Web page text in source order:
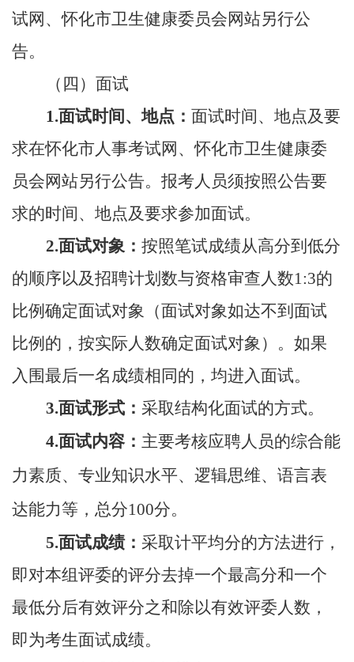
试网、怀化市卫生健康委员会网站另行公
告。
（四）面试
1.面试时间、地点： 面试时间、 地点及要
求在怀化市人事考试网、怀化市卫生健康委
员会网站另行公告。 报考人员须按照公告要
求的时间、地点及要求参加面试。
2.面试对象： 按照笔试成绩从高分到低分
的顺序以及招聘计划数与资格审查人数1:3的
比例确定面试对象（面试对象如达不到面试
比例的，按实际人数确定面试对象）。如果
入围最后一名成绩相同的，均进入面试。
3.面试形式： 采取结构化面试的方式。
4.面试内容： 主要考核应聘人员的综合能
力素质、专业知识水平、逻辑思维、语言表
达能力等，总分100分。
5.面试成绩： 采取计平均分的方法进行，
即对本组评委的评分去掉一个最高分和一个
最低分后有效评分之和除以有效评委人数，
即为考生面试成绩。